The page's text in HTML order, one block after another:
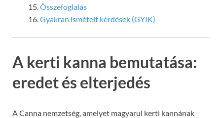
Összefoglalás
Gyakran ismételt kérdések (GYIK)
A kerti kanna bemutatása:
eredet és elterjedés
A Canna nemzetség, amelyet magyarul kerti kannának